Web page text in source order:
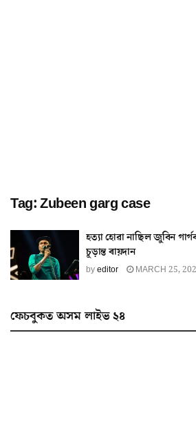
Tag:Zubeen garg case
হত্যা হোৱা নাছিল জুবিন
চূড়ান্ত ৰায়দান
byeditor MARCH 25,
ফেচবুকত অসম লাইভ ২৪